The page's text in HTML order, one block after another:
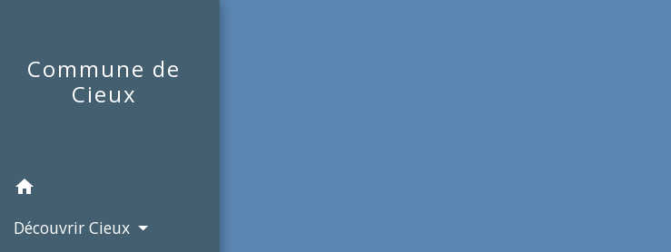
Commune de
Cieux
home
Découvrir Cieux